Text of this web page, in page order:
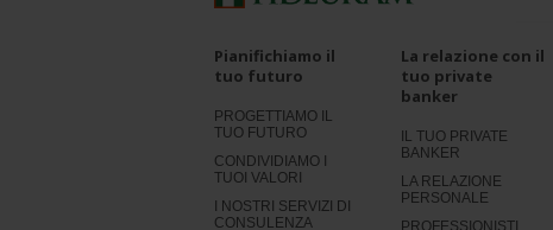
Pianifichiamo il
tuo futuro
PROGETTIAMO IL
TUO FUTURO
CONDIVIDIAMO I
TUOI VALORI
I NOSTRI SERVIZI DI
CONSULENZA
La relazione con il
tuo private
banker
IL TUO PRIVATE
BANKER
LA RELAZIONE
PERSONALE
PROFESSIONISTI